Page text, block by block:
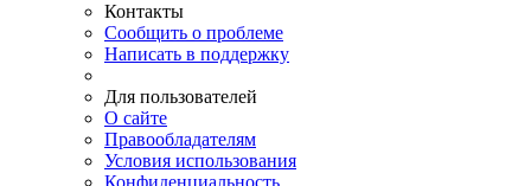
Контакты
Сообщить о проблеме
Написать в поддержку
Для пользователей
О сайте
Правообладателям
Условия использования
Конфиденциальность